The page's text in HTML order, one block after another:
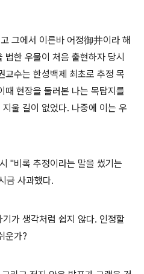
그에서 이른바 어정御井이라 해
한 우물이 처음 출현하자 당시
교수는 한성백제 최초로 추정 목
때 현장을 둘러본 나는 목탑지를
울 길이 없었다. 나중에 이는 우
"비록 추정이라는 말을 썼기는
금 사과했다.
가 생각처럼 쉽지 않다. 인정할
운가?